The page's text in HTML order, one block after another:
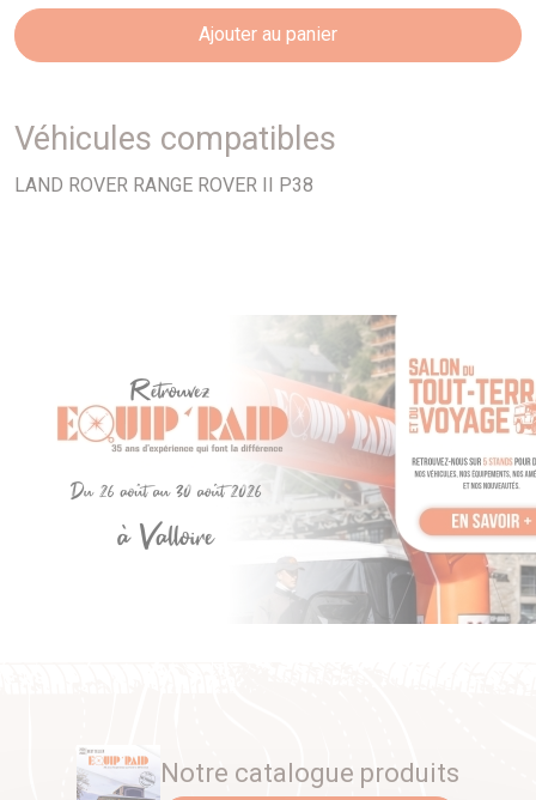
Ajouter au panier
Véhicules compatibles
LAND ROVER RANGE ROVER II P38
Notre catalogue produits